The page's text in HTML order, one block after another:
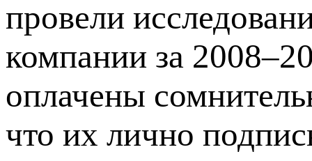
провели
компании за
оплачены
что их лично